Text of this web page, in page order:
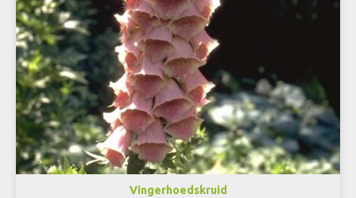
Vingerhoedskruid